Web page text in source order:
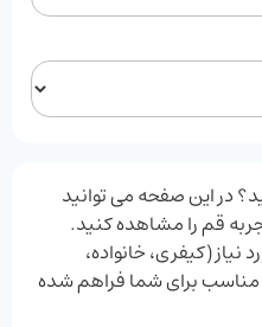
در این صفحه می ‌توانید
قم را مشاهده کنید.
(کیفری، خانواده،
مناسب برای شما فراهم شده